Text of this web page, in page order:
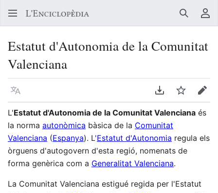
Buscar
Estatut d'Autonomia de la Comunitat
Valenciana
Llegir en un atre idioma Descarregar en
Vigilar
L'Estatut d'Autonomia de la Comunitat Valenciana és
la norma autonòmica bàsica de la Comunitat
Valenciana (Espanya). L'Estatut d'Autonomia regula els
òrguens d'autogovern d'esta regió, nomenats de
forma genèrica com a Generalitat Valenciana.
La Comunitat Valenciana estigué regida per l'Estatut